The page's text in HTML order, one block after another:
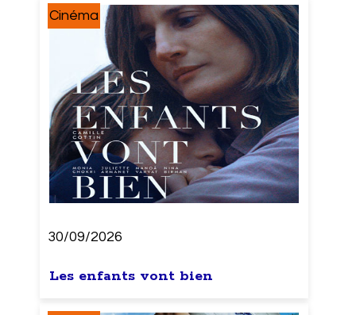
Cinéma
30/09/2026
Les enfants vont bien